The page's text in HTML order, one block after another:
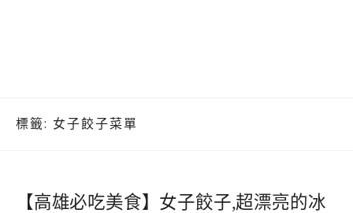
標籤: 女子餃子菜單
【高雄必吃美食】女子餃子,超漂亮的冰